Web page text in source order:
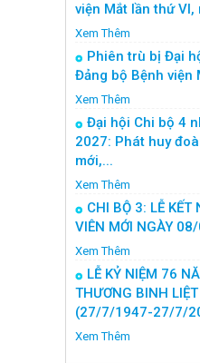
viện Mắt lần thứ VI,
Xem Thêm
Phiên trù bị Đại
Đảng bộ Bệnh viện
Xem Thêm
Đại hội Chi bộ 4
2027: Phát huy
mới,...
Xem Thêm
CHI BỘ 3: LỄ KẾT
VIÊN MỚI NGÀY
Xem Thêm
LỄ KỶ NIỆM 76
THƯƠNG BINH
(27/7/1947-27/7/
Xem Thêm